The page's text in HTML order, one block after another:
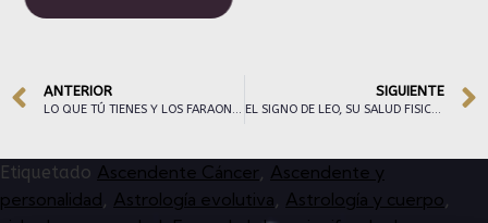
ANTERIOR SIGUIENTE
EL SIGNO DE LEO, SU SALUD FISICA Y PSICOLOGICA
Etiquetado Ascendente Cáncer, Ascendente y
personalidad, Astrología evolutiva, Astrología y cuerpo,